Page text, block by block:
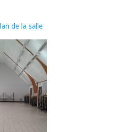
de la salle